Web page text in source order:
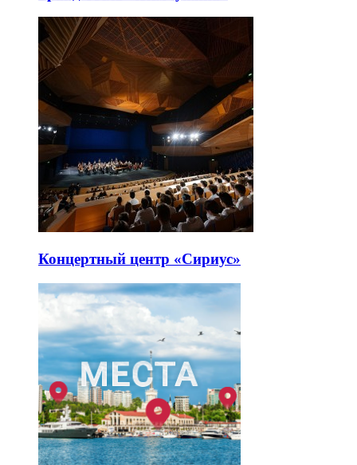
Концертный центр «Сириус»